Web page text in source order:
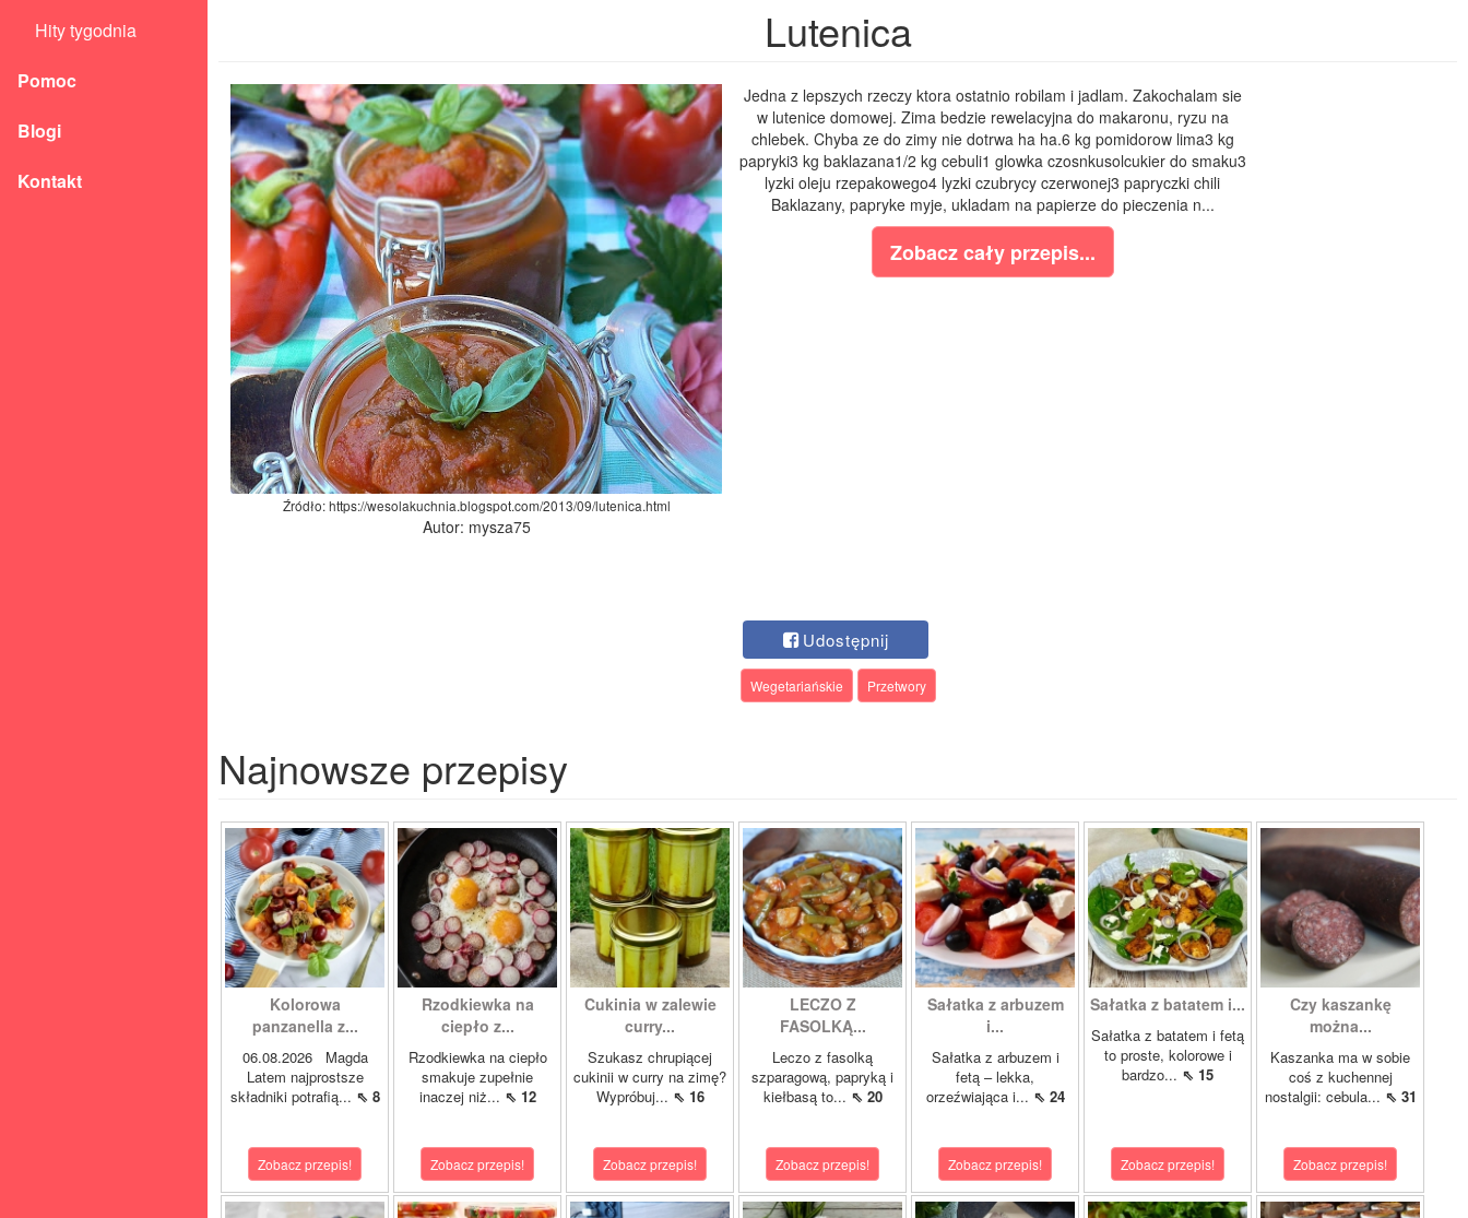
Hity tygodnia
Pomoc
Blogi
Kontakt
Lutenica
Źródło: https://wesolakuchnia.blogspot.com/2013/09/lutenica.html
Autor: mysza75
Jedna z lepszych rzeczy ktora ostatnio robilam i jadlam. Zakochalam sie
w lutenice domowej. Zima bedzie rewelacyjna do makaronu, ryzu na
chlebek. Chyba ze do zimy nie dotrwa ha ha.6 kg pomidorow lima3 kg
papryki3 kg baklazana1/2 kg cebuli1 glowka czosnkusolcukier do smaku3
lyzki oleju rzepakowego4 lyzki czubrycy czerwonej3 papryczki chili
Baklazany, papryke myje, ukladam na papierze do pieczenia n...
Zobacz cały przepis...
Udostępnij
Wegetariańskie Przetwory
Najnowsze przepisy
Kolorowa
panzanella z...
06.08.2026 Magda
Latem najprostsze
składniki potrafią... ⇖ 8
Zobacz przepis!
Rzodkiewka na
ciepło z...
Rzodkiewka na ciepło
smakuje zupełnie
inaczej niż... ⇖ 12
Zobacz przepis!
Cukinia w zalewie
curry...
Szukasz chrupiącej
cukinii w curry na zimę?
Wypróbuj... ⇖ 16
Zobacz przepis!
LECZO Z
FASOLKĄ...
Leczo z fasolką
szparagową, papryką i
kiełbasą to... ⇖ 20
Zobacz przepis!
Sałatka z arbuzem
i...
Sałatka z arbuzem i
fetą – lekka,
orzeźwiająca i... ⇖ 24
Zobacz przepis!
Sałatka z batatem i...
Sałatka z batatem i fetą
to proste, kolorowe i
bardzo... ⇖ 15
Zobacz przepis!
Czy kaszankę
można...
Kaszanka ma w sobie
coś z kuchennej
nostalgii: cebula... ⇖ 31
Zobacz przepis!